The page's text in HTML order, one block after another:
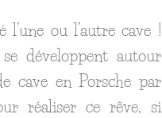
l’une ou l’autre cave !
développent autour
cave en Porsche par
réaliser ce rêve, si